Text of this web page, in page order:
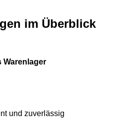
im Überblick
Warenlager
und zuverlässig